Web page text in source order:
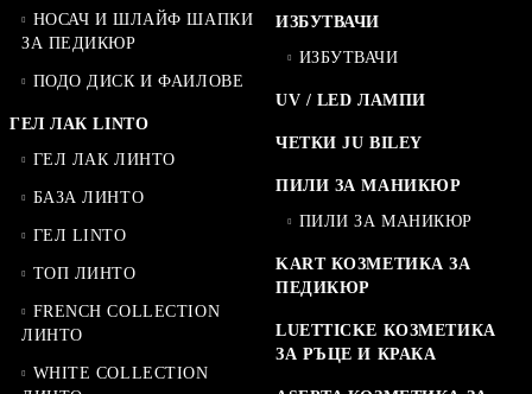
НОСАЧ И ШЛАЙФ ШАПКИ
ЗА ПЕДИКЮР
ПОДО ДИСК И ФАИЛОВЕ
ГЕЛ ЛАК LINTO
ГЕЛ ЛАК ЛИНТО
БАЗА ЛИНТО
ГЕЛ LINTO
ТОП ЛИНТО
FRENCH COLLECTION
ЛИНТО
WHITE COLLECTION
ИЗБУТВАЧИ
ИЗБУТВАЧИ
UV / LED ЛАМПИ
ЧЕТКИ JU BILEY
ПИЛИ ЗА МАНИКЮР
ПИЛИ ЗА МАНИКЮР
KART КОЗМЕТИКА ЗА
ПЕДИКЮР
LUETTICKE КОЗМЕТИКА
ЗА РЪЦЕ И КРАКА